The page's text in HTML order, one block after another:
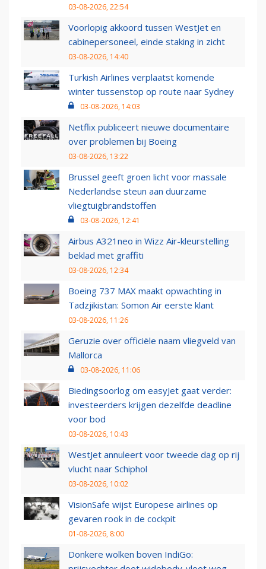
03-08-2026, 22:54
Voorlopig akkoord tussen WestJet en
cabinepersoneel, einde staking in zicht
03-08-2026, 14:40
Turkish Airlines verplaatst komende
winter tussenstop op route naar Sydney
03-08-2026, 14:03
Netflix publiceert nieuwe documentaire
over problemen bij Boeing
03-08-2026, 13:22
Brussel geeft groen licht voor massale
Nederlandse steun aan duurzame
vliegtuigbrandstoffen
03-08-2026, 12:41
Airbus A321neo in Wizz Air-kleurstelling
beklad met graffiti
03-08-2026, 12:34
Boeing 737 MAX maakt opwachting in
Tadzjikistan: Somon Air eerste klant
03-08-2026, 11:26
Geruzie over officiële naam vliegveld van
Mallorca
03-08-2026, 11:06
Biedingsoorlog om easyJet gaat verder:
investeerders krijgen dezelfde deadline
voor bod
03-08-2026, 10:43
WestJet annuleert voor tweede dag op rij
vlucht naar Schiphol
03-08-2026, 10:02
VisionSafe wijst Europese airlines op
gevaren rook in de cockpit
01-08-2026, 8:00
Donkere wolken boven IndiGo: